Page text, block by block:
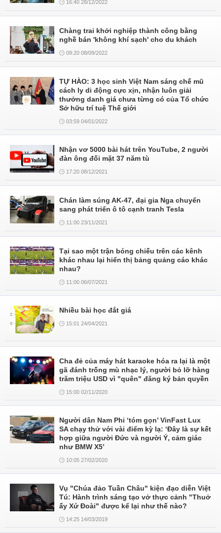
16:40 28/12/2022
Chàng trai khởi nghiệp thành công bằng
nghề bán 'không khí sạch' cho du khách
09:20 08/09/2022
TỰ HÀO: 3 học sinh Việt Nam sáng chế mũ
cách ly di động cực xịn, nhận luôn giải
thưởng danh giá chưa từng có của Tổ chức
Sở hữu trí tuệ Thế giới
03:59 04/01/2022
Nhận vơ 5000 bài hát trên YouTube, 2 người
đàn ông đối mặt 37 năm tù
17:20 08/12/2021
Chán làm súng AK-47, đại gia Nga chuyển
sang phát triển ô tô cạnh tranh Tesla
11:00 23/11/2021
Tại sao một trận bóng chiếu trên các kênh
khác nhau lại hiển thị bảng quảng cáo khác
nhau?
11:00 06/07/2021
Nhiều bài học đắt giá
15:01 24/04/2021
Cha đẻ của máy hát karaoke hóa ra lại là một
gã đánh trống mù nhạc lý, người bỏ lỡ hàng
trăm triệu USD vì "quên" đăng ký bản quyền
15:00 02/11/2020
Người dân Nam Phi ‘tóm gọn’ VinFast Lux
SA chạy thử với vài điểm kỳ lạ: ‘Đây là sự kết
hợp giữa người Đức và người Ý, cảm giác
như BMW X5’
10:05 27/02/2020
Vụ "Chúa đảo Tuần Châu" kiện đạo diễn Việt
Tú: Hành trình sáng tạo vở thực cảnh "Thuở
ấy Xứ Đoài" được kể lại như thế nào?
14:25 14/03/2019